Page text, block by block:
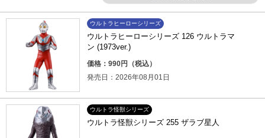
ウルトラヒーローシリーズ
ウルトラヒーローシリーズ 126 ウルトラマ
ン (1973ver.)
価格：990円（税込）
発売日：2026年08月01日
ウルトラ怪獣シリーズ
ウルトラ怪獣シリーズ 255 ザラブ星人